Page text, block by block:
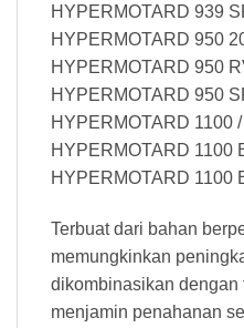
HYPERMOTARD 939
HYPERMOTARD 950
HYPERMOTARD 950
HYPERMOTARD 950
HYPERMOTARD 1100
HYPERMOTARD 1100
HYPERMOTARD 1100
Terbuat dari bahan
memungkinkan
dikombinasikan
menjamin penahanan